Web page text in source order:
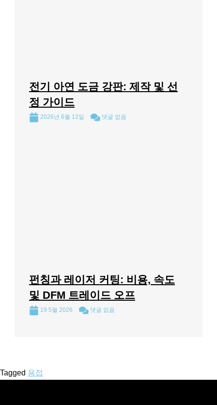
전기 아연 도금 강판: 제작 및 선
정 가이드
2026년 6월 12일 댓글 없음
펀칭과 레이저 커팅: 비용, 속도
및 DFM 트레이드 오프
19 5월 2026 댓글 없음
Tagged 용접